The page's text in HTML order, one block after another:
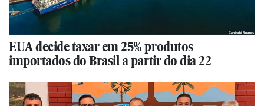
EUA decide taxar em 25% produtos
importados do Brasil a partir do dia 22